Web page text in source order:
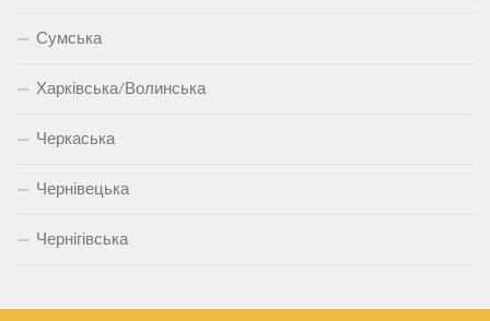
Сумська
Харківська/Волинська
Черкаська
Чернівецька
Чернігівська